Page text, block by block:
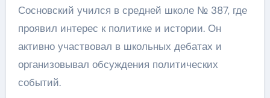
Сосновский учился в средней школе № 387, где
проявил интерес к политике и истории. Он
активно участвовал в школьных дебатах и
организовывал обсуждения политических
событий.